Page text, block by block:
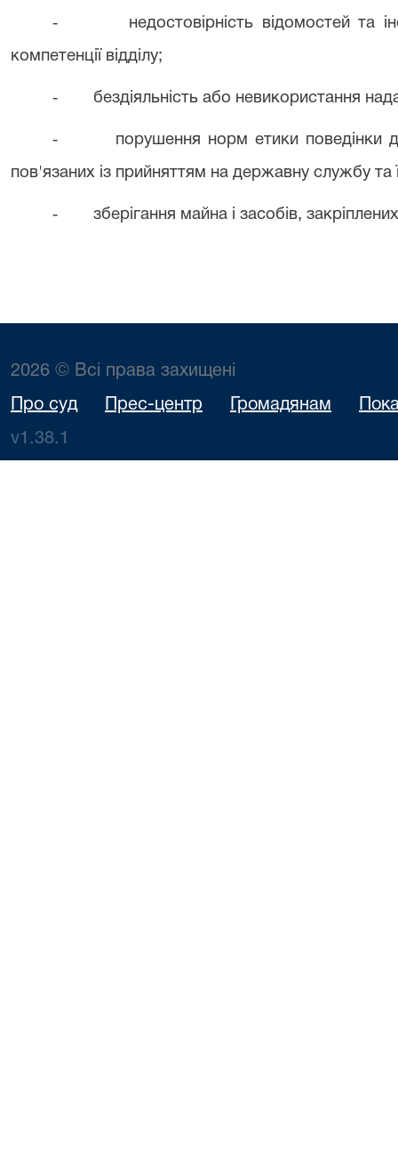
- недостовірність відомостей
компетенції відділу;
- бездіяльність або невикористання
- порушення норм етики
пов'язаних із прийняттям на державну службу та
- зберігання майна і засобів,
2026 © Всі права захищені
Про суд Прес-центр Громадянам
v1.38.1